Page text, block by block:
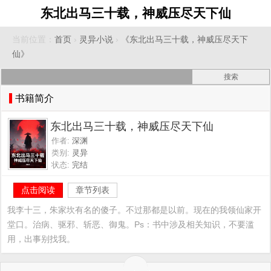
东北出马三十载，神威压尽天下仙
当前位置： 首页 › 灵异小说 ›
《东北出马三十载，神威压尽天下
仙》
书籍简介
东北出马三十载，神威压尽天下仙
作者: 深渊
类别: 灵异
状态: 完结
点击阅读 章节列表
我李十三，朱家坎有名的傻子。不过那都是以前。现在的我领仙家开
堂口。治病、驱邪、斩恶、御鬼。Ps：书中涉及相关知识，不要滥
用，出事别找我。